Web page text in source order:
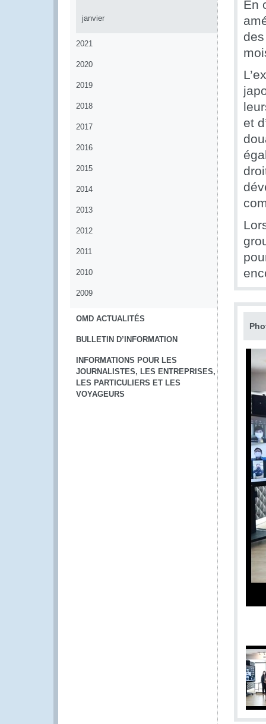
janvier
2021
2020
2019
2018
2017
2016
2015
2014
2013
2012
2011
2010
2009
OMD ACTUALITÉS
BULLETIN D’INFORMATION
INFORMATIONS POUR LES
JOURNALISTES, LES ENTREPRISES,
LES PARTICULIERS ET LES
VOYAGEURS
En
et